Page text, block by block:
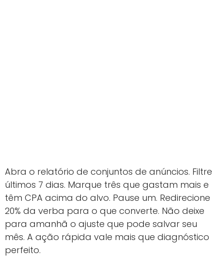
Abra o relatório de conjuntos de anúncios. Filtre
últimos 7 dias. Marque três que gastam mais e
têm CPA acima do alvo. Pause um. Redirecione
20% da verba para o que converte. Não deixe
para amanhã o ajuste que pode salvar seu
mês. A ação rápida vale mais que diagnóstico
perfeito.